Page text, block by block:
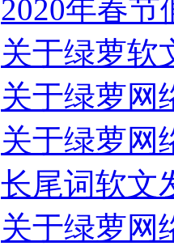
2020年春
关于绿萝软
关于绿萝网
关于绿萝网
长尾词软文
关于绿萝网